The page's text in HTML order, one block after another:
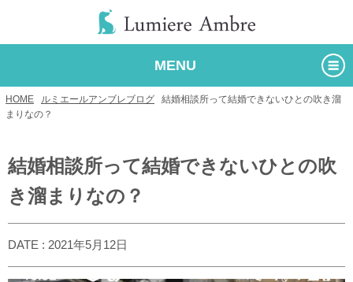
MENU
HOME ルミエールアンブレブログ
結婚相談所って結婚できないひとの吹き溜
まりなの？
結婚相談所って結婚できないひとの吹
き溜まりなの？
DATE : 2021年5月12日